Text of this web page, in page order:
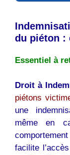
du piéton :
Essentiel à
Droit à
piétons
une
même en
facilite